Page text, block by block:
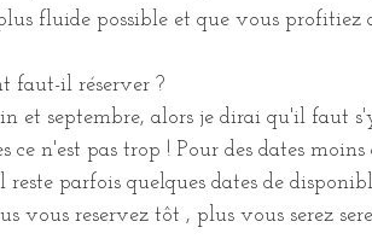
fluide possible et que vous profitiez
faut-il réserver ?
et septembre, alors je dirai qu'il faut
ce n'est pas trop ! Pour des dates
parfois quelques dates de
vous reservez tôt , plus vous serez